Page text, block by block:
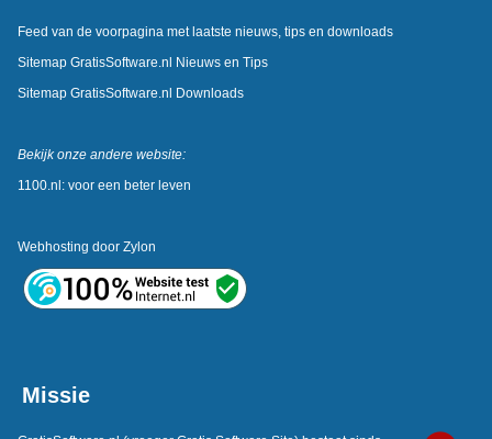
Feed van de voorpagina met laatste nieuws, tips en downloads
Sitemap GratisSoftware.nl Nieuws en Tips
Sitemap GratisSoftware.nl Downloads
Bekijk onze andere website:
1100.nl: voor een beter leven
Webhosting door Zylon
Missie